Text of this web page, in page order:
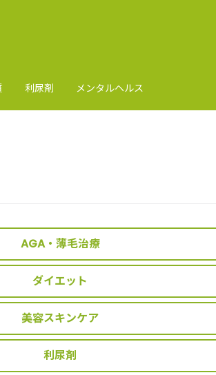
利尿剤 メンタルヘルス
AGA・薄毛治療
ダイエット
美容スキンケア
利尿剤